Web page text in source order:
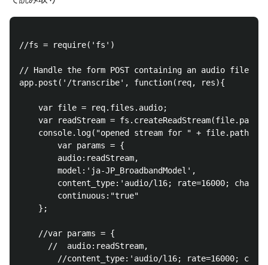
//fs = require('fs')
// Handle the form POST containing an audio file
app.post('/transcribe', function(req, res){
    var file = req.files.audio;
    var readStream = fs.createReadStream(file.path);
    console.log("opened stream for " + file.path);
        var params = {
        audio:readStream,
        model:'ja-JP_BroadbandModel',
content_type:'audio/l16; rate=16000;
        continuous:"true"
    };
    //var params = {
      //  audio:readStream,
//content_type:'audio/l16; rate=16000;